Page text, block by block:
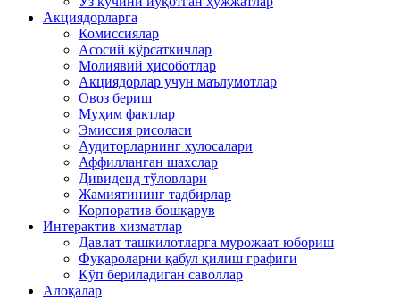
Акциядорларга
Комиссиялар
Асосий кўрсаткичлар
Молиявий ҳисоботлар
Акциядорлар учун маълумотлар
Овоз бериш
Муҳим фактлар
Эмиссия рисоласи
Аудиторларнинг хулосалари
Аффилланган шахслар
Дивиденд тўловлари
Жамиятининг тадбирлар
Корпоратив бошқарув
Интерактив хизматлар
Давлат ташкилотларга мурожаат юбориш
Фуқароларни қабул қилиш графиги
Кўп бериладиган саволлар
Алоқалар